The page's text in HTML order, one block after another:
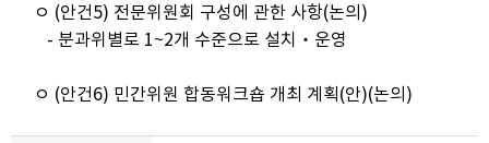
ㅇ (안건5) 전문위원회 구성에 관한 사항(논의)
- 분과위별로 1~2개 수준으로 설치‧운영
ㅇ (안건6) 민간위원 합동워크숍 개최 계획(안)(논의)